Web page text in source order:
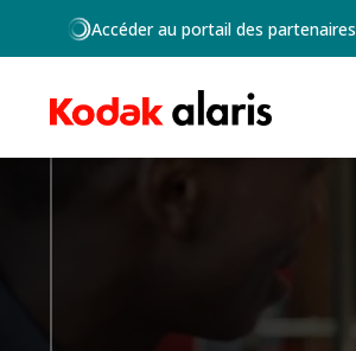
Skip to main content
Accéder au portail des partenaires